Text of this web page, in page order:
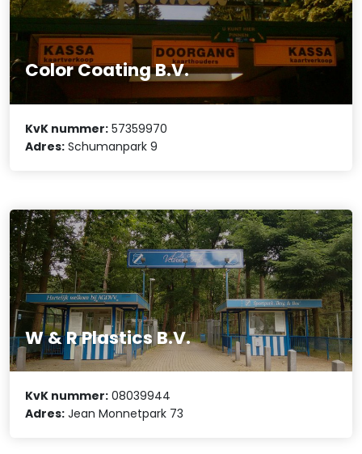
Color Coating B.V.
KvK nummer: 57359970
Adres: Schumanpark 9
W & R Plastics B.V.
KvK nummer: 08039944
Adres: Jean Monnetpark 73